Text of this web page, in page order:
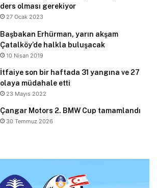
ders olması gerekiyor
27 Ocak 2023
Başbakan Erhürman, yarın akşam
Çatalköy’de halkla buluşacak
10 Nisan 2019
İtfaiye son bir haftada 31 yangına ve 27
olaya müdahale etti
23 Mayıs 2022
Çangar Motors 2. BMW Cup tamamlandı
30 Temmuz 2026